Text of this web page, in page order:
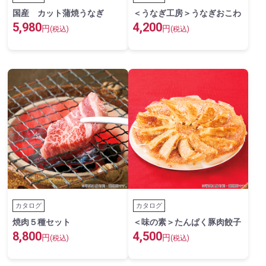
国産 カット蒲焼うなぎ
5,980円 (税込)
＜うなぎ工房＞うなぎおこわ
4,200円 (税込)
カタログ
焼肉５種セット
8,800円 (税込)
カタログ
＜味の素＞たんぱく豚肉餃子
4,500円 (税込)